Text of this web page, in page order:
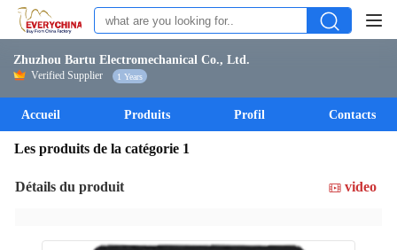
Zhuzhou Bartu Electromechanical Co., Ltd.
Verified Supplier 1 Years
Accueil Produits Profil Contacts
Les produits de la catégorie 1
Détails du produit video